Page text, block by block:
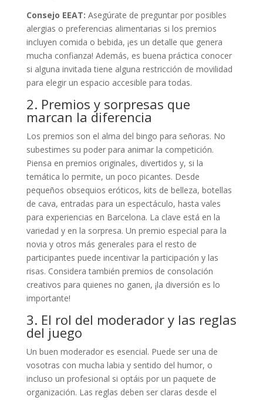
Consejo EEAT: Asegúrate de preguntar por posibles
alergias o preferencias alimentarias si los premios
incluyen comida o bebida, ¡es un detalle que genera
mucha confianza! Además, es buena práctica conocer
si alguna invitada tiene alguna restricción de movilidad
para elegir un espacio accesible para todas.
2. Premios y sorpresas que
marcan la diferencia
Los premios son el alma del bingo para señoras. No
subestimes su poder para animar la competición.
Piensa en premios originales, divertidos y, si la
temática lo permite, un poco picantes. Desde
pequeños obsequios eróticos, kits de belleza, botellas
de cava, entradas para un espectáculo, hasta vales
para experiencias en Barcelona. La clave está en la
variedad y en la sorpresa. Un premio especial para la
novia y otros más generales para el resto de
participantes puede incentivar la participación y las
risas. Considera también premios de consolación
creativos para quienes no ganen, ¡la diversión es lo
importante!
3. El rol del moderador y las reglas
del juego
Un buen moderador es esencial. Puede ser una de
vosotras con mucha labia y sentido del humor, o
incluso un profesional si optáis por un paquete de
organización. Las reglas deben ser claras desde el